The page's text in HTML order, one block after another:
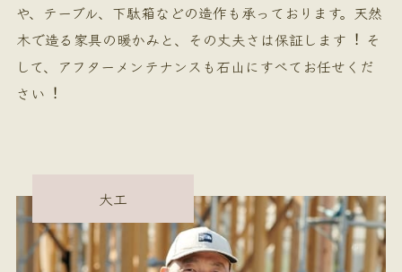
や、テーブル、下駄箱などの造作も承っております。天然
木で造る家具の暖かみと、その丈夫さは保証します︕ そ
して、アフターメンテナンスも石山にすべてお任せくだ
さい︕
大工